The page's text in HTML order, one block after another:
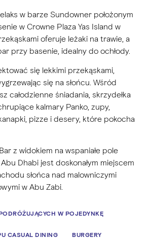
w barze Sundowner położonym
w Crowne Plaza Yas Island w
oferuje leżaki na trawie, a
przy basenie, idealny do ochłody.
się lekkimi przekąskami,
się na słońcu. Wśród
całodzienne śniadania, skrzydełka
kalmary Panko, zupy,
pizze i desery, które pokocha
z widokiem na wspaniałe pole
Dhabi jest doskonałym miejscem
słońca nad malowniczymi
w Abu Zabi.
W POJEDYNKĘ
CASUAL DINING BURGERY